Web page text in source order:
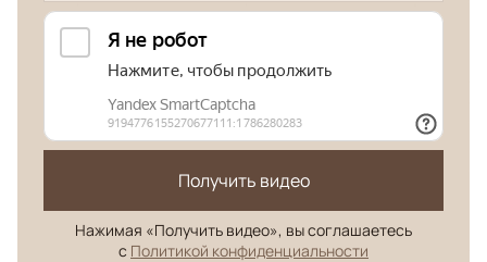
Получить видео
Нажимая «Получить видео», вы соглашаетесь
с Политикой конфиденциальности